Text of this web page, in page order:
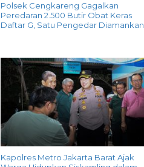
Polsek Cengkareng Gagalkan
Peredaran 2.500 Butir Obat Keras
Daftar G, Satu Pengedar Diamankan
Kapolres Metro Jakarta Barat Ajak